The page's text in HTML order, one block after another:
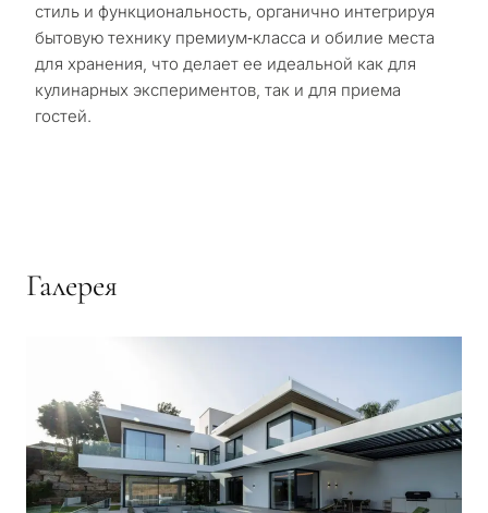
стиль и функциональность, органично интегрируя
бытовую технику премиум‑класса и обилие места
для хранения, что делает ее идеальной как для
кулинарных экспериментов, так и для приема
гостей.
Галерея